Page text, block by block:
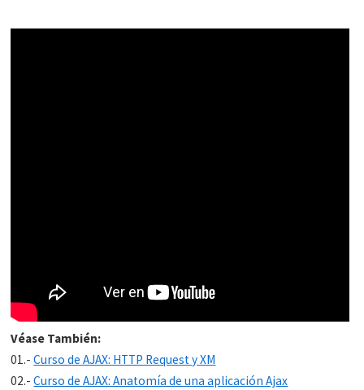
Véase También:
01.-Curso de AJAX: HTTP Request y XM
02.-Curso de AJAX: Anatomía de una aplicación Ajax